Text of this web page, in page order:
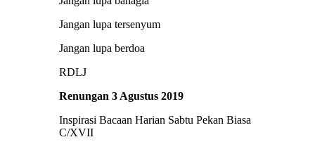
Jangan lupa tersenyum
Jangan lupa berdoa
RDLJ
Renungan 3 Agustus 2019
Inspirasi Bacaan Harian Sabtu Pekan Biasa
C/XVII